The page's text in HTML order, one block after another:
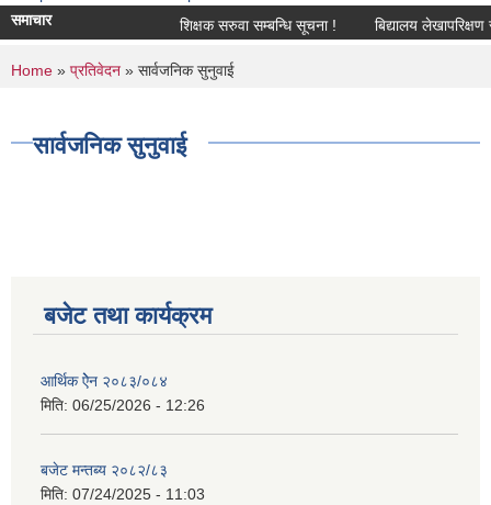
समाचार
शिक्षक सरुवा सम्बन्धि सूचना ! बिद्यालय लेखापरिक्षण
You are here
Home » प्रतिवेदन » सार्वजनिक सुनुवाई
सार्वजनिक सुनुवाई
बजेट तथा कार्यक्रम
आर्थिक ऐेन २०८३/०८४
मिति: 06/25/2026 - 12:26
बजेट मन्तब्य २०८२/८३
मिति: 07/24/2025 - 11:03